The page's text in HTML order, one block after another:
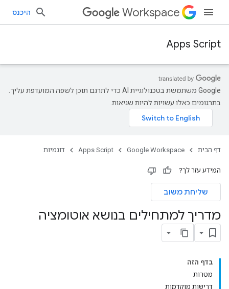
Workspace היכנס
Apps Script
‫Google משתמשת בטכנולוגיית AI כדי לתרגם תוכן לשפה המועדפת עליך.
בתרגומים כאלו עשויות להיות שגיאות.
דף הבית Google Workspace
Apps Script דוגמיות
המידע עזר לך?
שליחת משוב
מדריך למתחילים בנושא אוטומציה
בדף הזה
מטרות
דרישות מוקדמות